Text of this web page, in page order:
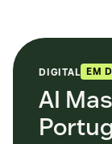
DIGITAL EM
AI